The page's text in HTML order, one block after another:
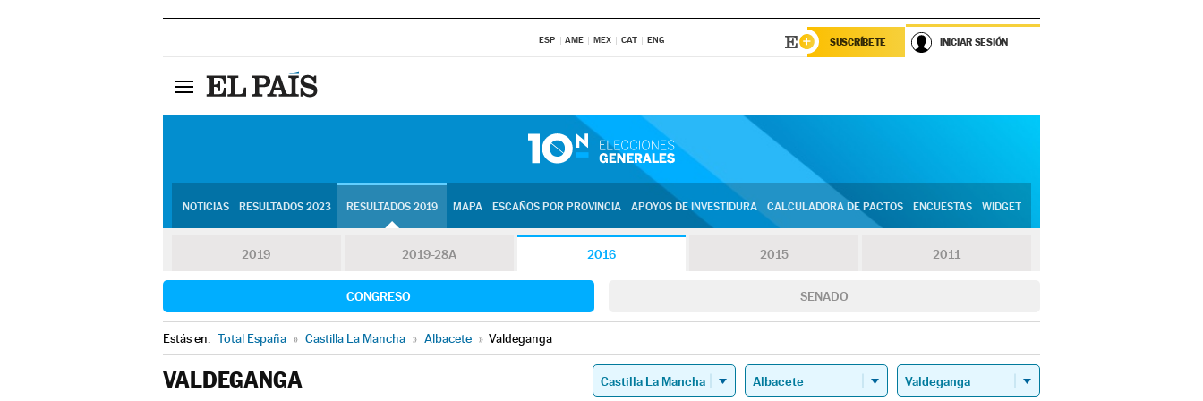
ESP AME MEX CAT ENG SUSCRÍBETE INICIAR SESIÓN
NOTICIAS RESULTADOS 2023 RESULTADOS 2019 MAPA ESCAÑOS POR PROVINCIA APOYOS DE INVESTIDURA CALCULADORA DE PACTOS ENCUESTAS WIDGET
2019 2019-28A 2016 2015 2011
CONGRESO SENADO
Estás en: Total España » Castilla La Mancha » Albacete » Valdeganga
VALDEGANGA